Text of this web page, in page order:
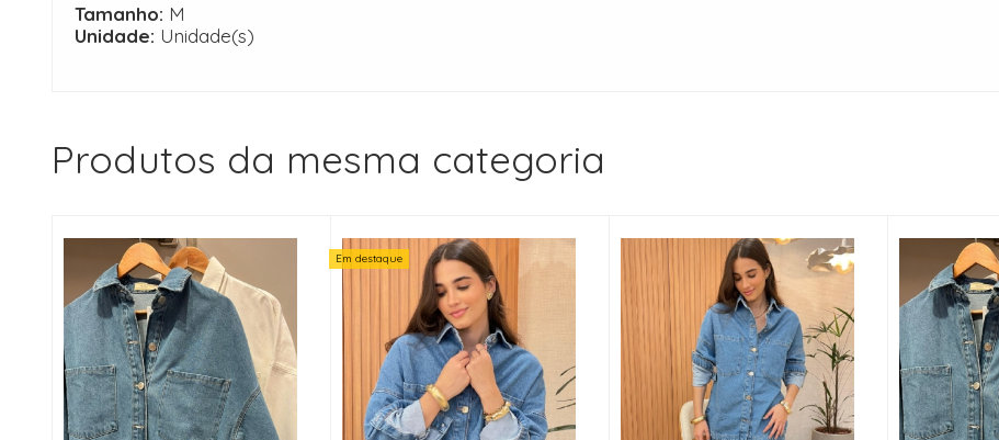
Tamanho: M
Unidade: Unidade(s)
Produtos da mesma categoria
Em destaque